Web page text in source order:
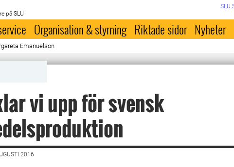
på SLU
Organisation & styrning Riktade sidor Nyheter
Emanuelson
vi upp för svensk
2016